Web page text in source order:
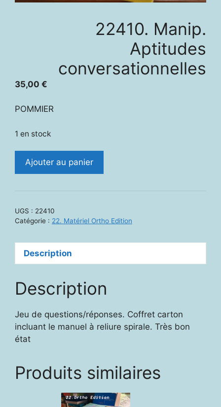
22410. Manip.
Aptitudes
conversationnelles
35,00 €
POMMIER
1 en stock
quantité
conversationnelles
Ajouter au panier
UGS : 22410
Catégorie : 22. Matériel Ortho Edition
Description
Description
Jeu de questions/réponses. Coffret carton
incluant le manuel à reliure spirale. Très bon
état
Produits similaires